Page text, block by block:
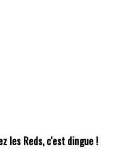
les Reds, c'est dingue !